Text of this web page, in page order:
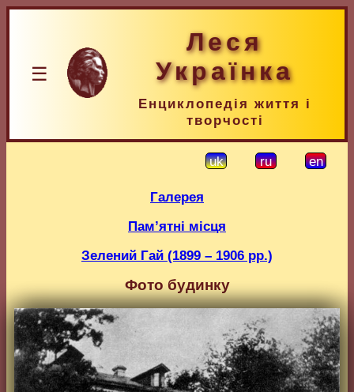
☰
Леся
Українка
Енциклопедія життя і
творчості
uk ru en
Галерея
Пам’ятні місця
Зелений Гай (1899 – 1906 рр.)
Фото будинку